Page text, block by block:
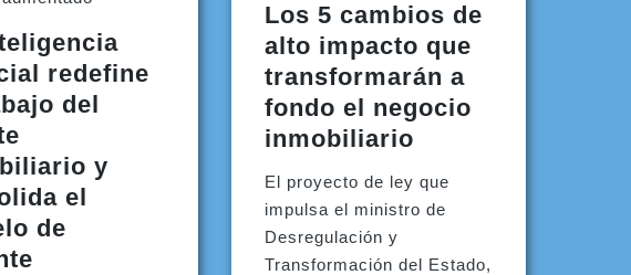
redefine
del
y
el
de
Los 5 cambios de
alto impacto que
transformarán a
fondo el negocio
inmobiliario
El proyecto de ley que
impulsa el ministro de
Desregulación y
Transformación del Estado,